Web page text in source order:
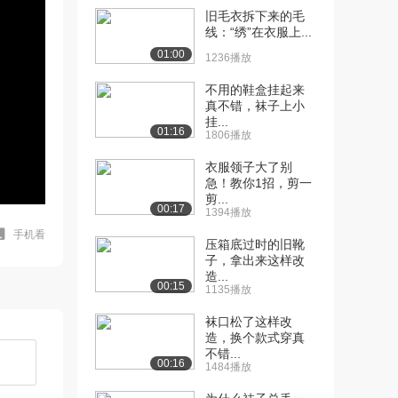
手机看
01:00
旧毛衣拆下来的毛
线：“绣”在衣服上...
1236播放
01:16
不用的鞋盒挂起来
真不错，袜子上小
挂...
1806播放
00:17
衣服领子大了别
急！教你1招，剪一
剪...
1394播放
00:15
压箱底过时的旧靴
子，拿出来这样改
造...
1135播放
00:16
袜口松了这样改
造，换个款式穿真
不错...
1484播放